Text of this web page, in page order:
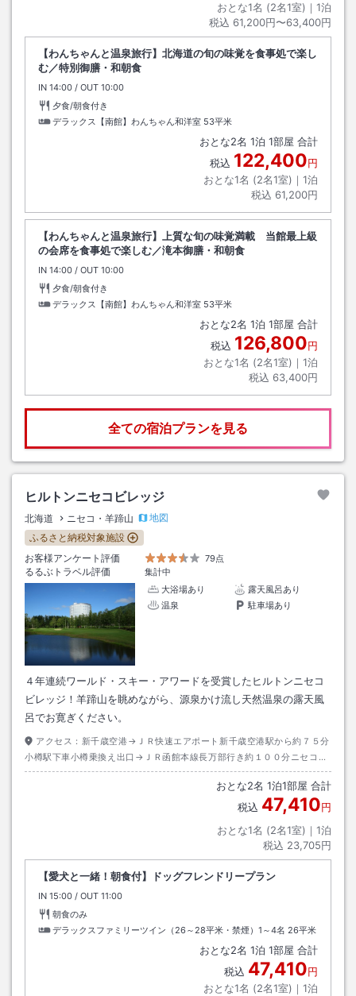
おとな1名 (2名1室)｜ 1泊
税込 61,200円〜63,400円
【わんちゃんと温泉旅行】北海道の旬の味覚を食事処で楽し
む／特別御膳・和朝食
IN チェックイン
14:00 / OUT チェックアウト
10:00
夕食/朝食付き
デラックス【南館】わんちゃん和洋室 53平米
おとな2名 1泊 1部屋 合計
税込 122,400円
おとな1名 (2名1室)｜ 1泊
税込 61,200円
【わんちゃんと温泉旅行】上質な旬の味覚満載 当館最上級
の会席を食事処で楽しむ／滝本御膳・和朝食
IN チェックイン
14:00 / OUT チェックアウト
10:00
夕食/朝食付き
デラックス【南館】わんちゃん和洋室 53平米
おとな2名 1泊 1部屋 合計
税込 126,800円
おとな1名 (2名1室)｜ 1泊
税込 63,400円
全ての宿泊プランを見る
ヒルトンニセコビレッジ
北海道 ニセコ・羊蹄山
地図
ふるさと納税対象施設
お客様アンケート評価
79点
るるぶトラベル評価
集計中
大浴場あり
露天風呂あり
温泉
駐車場あり
４年連続ワールド・スキー・アワードを受賞したヒルトンニセコ
ビレッジ！羊蹄山を眺めながら、源泉かけ流し天然温泉の露天風
呂でお寛ぎください。
アクセス： 新千歳空港→ＪＲ快速エアポート新千歳空港駅から約７５分
小樽駅下車小樽乗換え出口→ＪＲ函館本線長万部行き約１００分ニセコ駅
下車→タクシー約１０分
おとな2名 1泊1部屋 合計
税込 47,410円
おとな1名 (2名1室)｜ 1泊
税込 23,705円
【愛犬と一緒！朝食付】ドッグフレンドリープラン
IN チェックイン
15:00 / OUT チェックアウト
11:00
朝食のみ
デラックスファミリーツイン（26～28平米・禁煙）1～4名 26平米
おとな2名 1泊 1部屋 合計
税込 47,410円
おとな1名 (2名1室)｜ 1泊